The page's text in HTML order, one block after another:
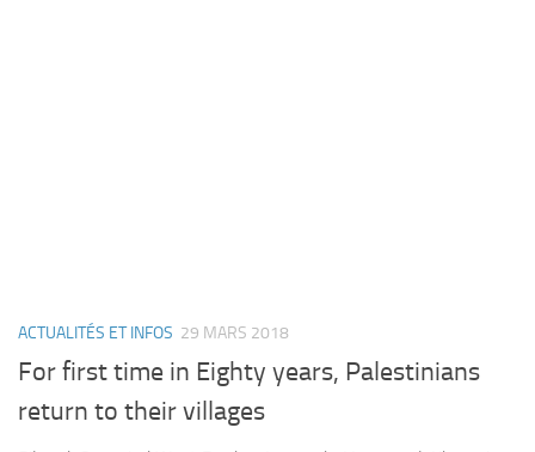
ACTUALITÉS ET INFOS 29 MARS 2018
For first time in Eighty years, Palestinians
return to their villages